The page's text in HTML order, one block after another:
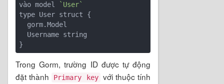
vào model
`User`
type User struct {
Trong Gorm, trường ID được tự động
đặt thành
Primary key với thuộc tính